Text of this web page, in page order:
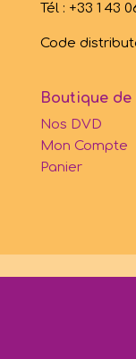
Tél : +33 1 43
Code
Boutique de
Nos DVD
Mon Compte
Panier